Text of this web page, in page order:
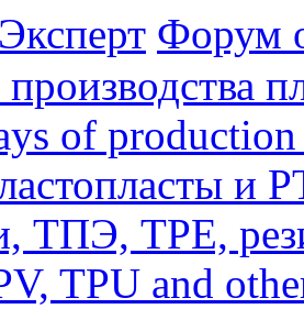
Форум
of
и
ТПЭ, TPE,
TPU and